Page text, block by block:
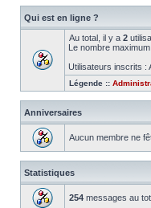
Qui est en ligne ?
Au total, il y a 2
Le nombre
Utilisateurs inscrits :
Légende ::
Anniversaires
Aucun membre ne
Statistiques
254 messages au